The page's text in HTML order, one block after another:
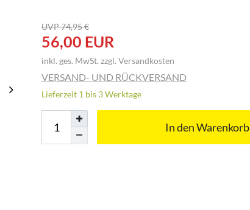
UVP 74,95 €
56,00 EUR
inkl. ges. MwSt. zzgl. Versandkosten
VERSAND- UND RÜCKVERSAND
Lieferzeit 1 bis 3 Werktage
In den Warenkorb